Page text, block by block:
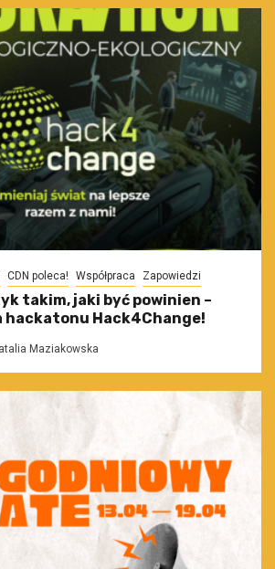
CDN poleca! Współpraca Zapowiedzi
takim, jaki być powinien –
hackatonu Hack4Change!
Maziakowska